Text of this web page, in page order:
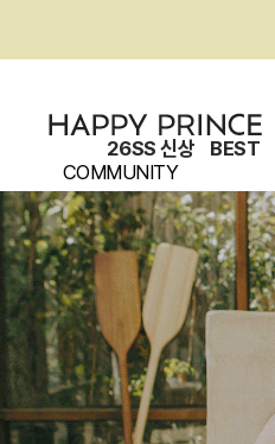
26SS 신상 BEST
COMMUNITY